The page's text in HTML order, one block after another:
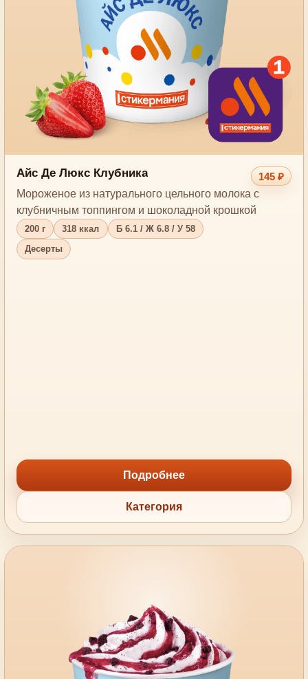
Айс Де Люкс Клубника
145 ₽
Мороженое из натурального цельного молока с
клубничным топпингом и шоколадной крошкой
200 г 318 ккал
Б 6.1 / Ж 6.8 / У 58
Десерты
Подробнее
Категория